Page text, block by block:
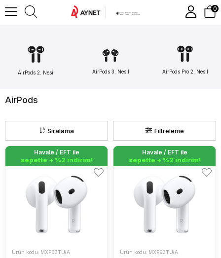
0
AirPods 2. Nesil AirPods 3. Nesil AirPods Pro 2. Nesil
AirPods
Filtreleme
Sıralama
Havale / EFT ile
sepette + %2 indirim!
Havale / EFT ile
sepette + %2 indirim!
MXP63TU/A
Havale / EFT ile
sepette + %2 indirim!
Havale / EFT ile
sepette + %2 indirim!
MXP93TU/A